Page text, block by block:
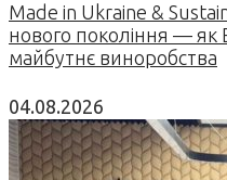
Made in Ukraine &
нового покоління — як
майбутнє виноробства
04.08.2026